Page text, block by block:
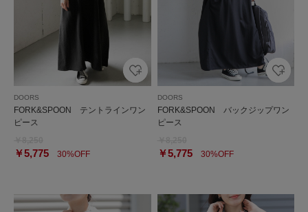
DOORS
FORK&SPOON テントラインワン
ピース
￥5,775 30%OFF
DOORS
FORK&SPOON バックジップワン
ピース
￥5,77530%OFF